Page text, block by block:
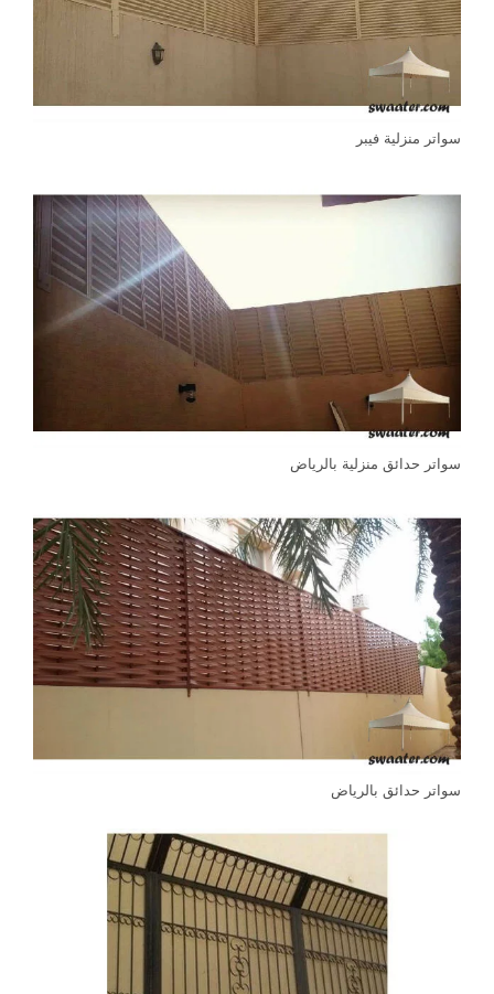
سواتر منزلية فيبر
سواتر حدائق منزلية بالرياض
سواتر حدائق بالرياض